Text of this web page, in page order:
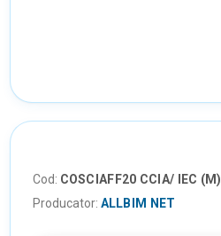
Cod: COSCIAFF20 CCIA/ IEC (M)
Producator: ALLBIM NET